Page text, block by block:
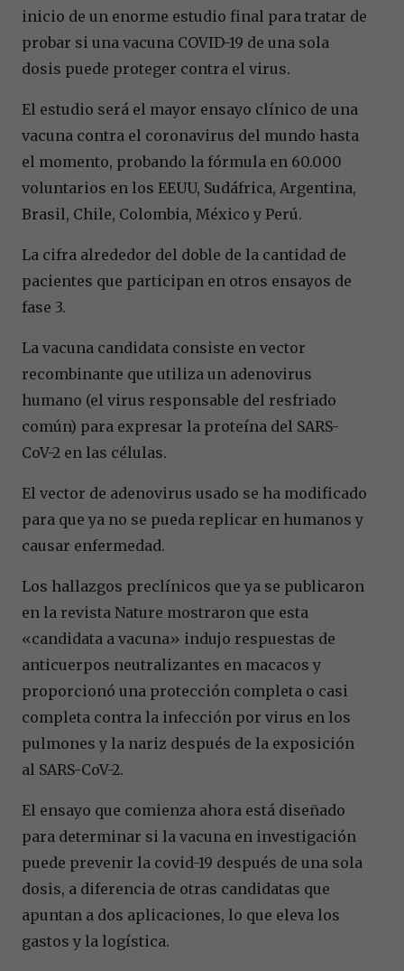
inicio de un enorme estudio final para tratar de
probar si una vacuna COVID-19 de una sola
dosis puede proteger contra el virus.
El estudio será el mayor ensayo clínico de una
vacuna contra el coronavirus del mundo hasta
el momento, probando la fórmula en 60.000
voluntarios en los EEUU, Sudáfrica, Argentina,
Brasil, Chile, Colombia, México y Perú.
La cifra alrededor del doble de la cantidad de
pacientes que participan en otros ensayos de
fase 3.
La vacuna candidata consiste en vector
recombinante que utiliza un adenovirus
humano (el virus responsable del resfriado
común) para expresar la proteína del SARS-
CoV-2 en las células.
El vector de adenovirus usado se ha modificado
para que ya no se pueda replicar en humanos y
causar enfermedad.
Los hallazgos preclínicos que ya se publicaron
en la revista Nature mostraron que esta
«candidata a vacuna» indujo respuestas de
anticuerpos neutralizantes en macacos y
proporcionó una protección completa o casi
completa contra la infección por virus en los
pulmones y la nariz después de la exposición
al SARS-CoV-2.
El ensayo que comienza ahora está diseñado
para determinar si la vacuna en investigación
puede prevenir la covid-19 después de una sola
dosis, a diferencia de otras candidatas que
apuntan a dos aplicaciones, lo que eleva los
gastos y la logística.